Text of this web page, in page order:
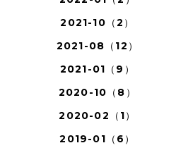
2021-10（2）
2021-08（12）
2021-01（9）
2020-10（8）
2020-02（1）
2019-01（6）